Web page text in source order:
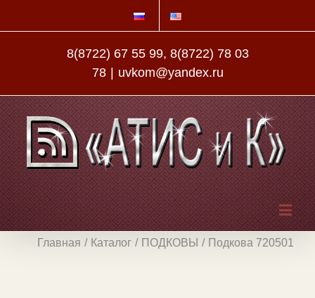
8(8722) 67 55 99, 8(8722) 78 03
78
uvkom@yandex.ru
Главная / Каталог / ПОДКОВЫ / Подкова 720501